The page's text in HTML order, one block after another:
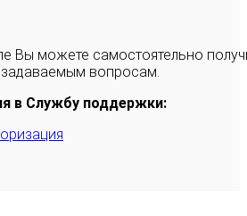
Вы можете самостоятельно
вопросам.
в Службу поддержки: